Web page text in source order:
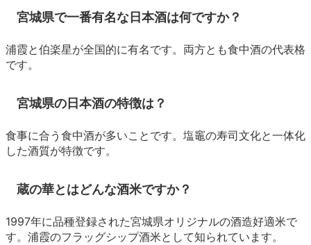
宮城県で一番有名な日本酒は何ですか？
浦霞と伯楽星が全国的に有名です。両方とも食中酒の代表格
です。
宮城県の日本酒の特徴は？
食事に合う食中酒が多いことです。塩竈の寿司文化と一体化
した酒質が特徴です。
蔵の華とはどんな酒米ですか？
1997年に品種登録された宮城県オリジナルの酒造好適米で
す。浦霞のフラッグシップ酒米として知られています。